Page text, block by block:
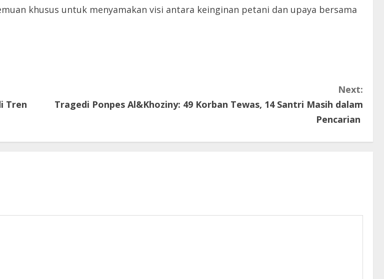
khusus untuk menyamakan visi antara keinginan petani dan upaya bersama
Tren
Next:
Tragedi Ponpes Al&Khoziny: 49 Korban Tewas, 14 Santri Masih dalam
Pencarian